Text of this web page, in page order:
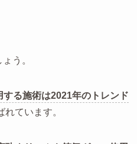
う。
る施術は2021年のトレンド
ています。